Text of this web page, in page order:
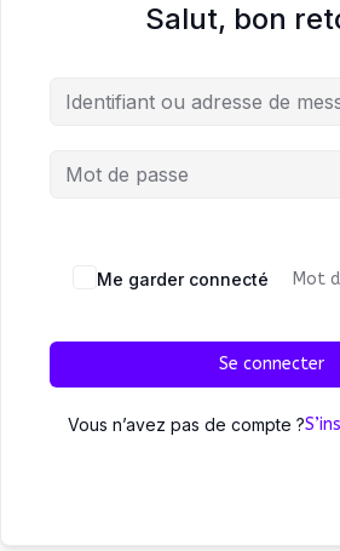
Salut, bon
Me garder connecté Mot
Se connecter
Vous n’avez pas de compte ?